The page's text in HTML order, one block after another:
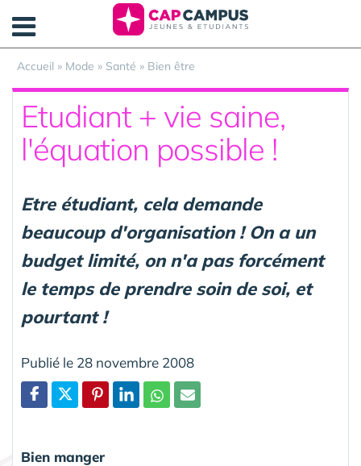
Accueil » Mode » Santé » Bien être
Etudiant + vie saine,
l'équation possible !
Etre étudiant, cela demande
beaucoup d'organisation ! On a un
budget limité, on n'a pas forcément
le temps de prendre soin de soi, et
pourtant !
Publié le 28 novembre 2008
Bien manger
Panneau de gestion des cookies